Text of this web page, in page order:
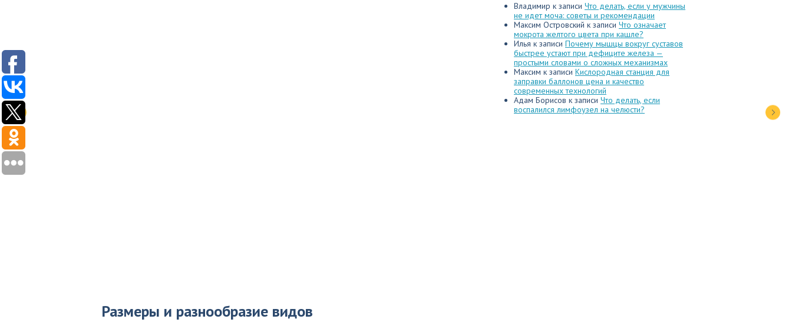
Размеры и разнообразие видов
Владимир к записи Что делать, если у мужчины
не идет моча: советы и рекомендации
Максим Островский к записи Что означает
мокрота желтого цвета при кашле?
Илья к записи Почему мышцы вокруг суставов
быстрее устают при дефиците железа —
простыми словами о сложных механизмах
Максим к записи Кислородная станция для
заправки баллонов цена и качество
современных технологий
Адам Борисов к записи Что делать, если
воспалился лимфоузел на челюсти?